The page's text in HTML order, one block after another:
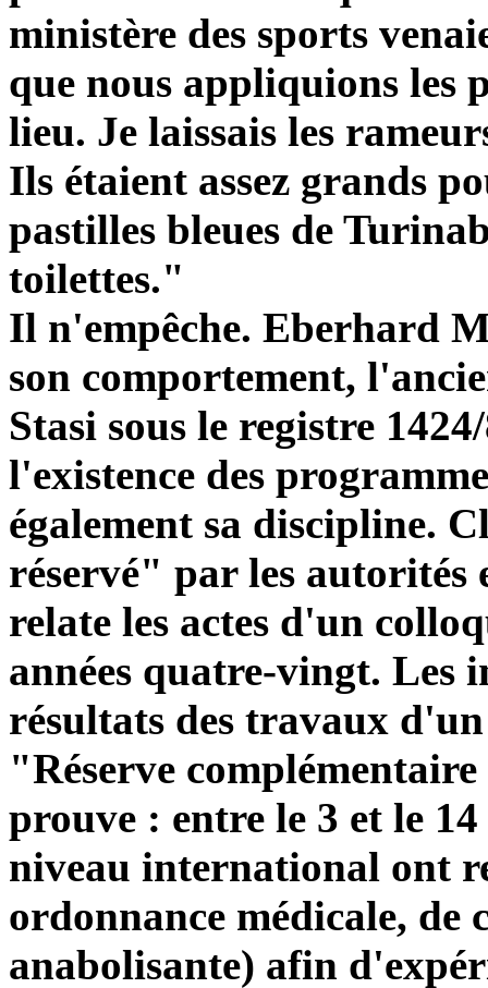
ministère des sports
que nous appliquions les
lieu. Je laissais les
Ils étaient assez grands
pastilles bleues de
toilettes."
Il n'empêche. Eberhard
son comportement,
Stasi sous le registre
l'existence des
également sa discipline.
réservé" par les autorités
relate les actes d'un
années quatre-vingt. Les
résultats des travaux
"Réserve
prouve : entre le 3 et le
niveau international ont
ordonnance médicale, de
anabolisante) afin